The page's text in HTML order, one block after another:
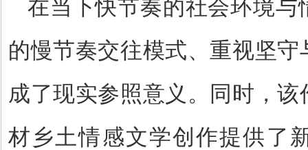
在当下快节奏的社会环境与
的慢节奏交往模式、重视坚
成了现实参照意义。同时，
材乡土情感文学创作提供了